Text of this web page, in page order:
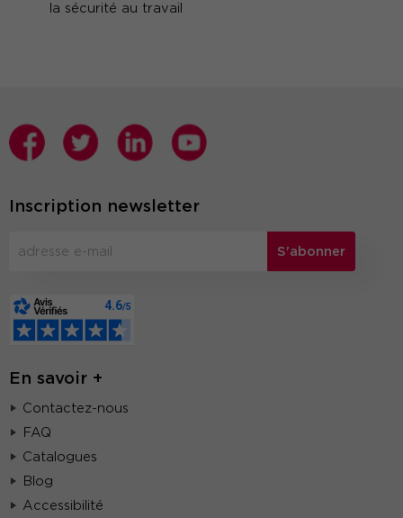
la sécurité au travail
Inscription newsletter
S'abonner
En savoir +
Contactez-nous
FAQ
Catalogues
Blog
Accessibilité